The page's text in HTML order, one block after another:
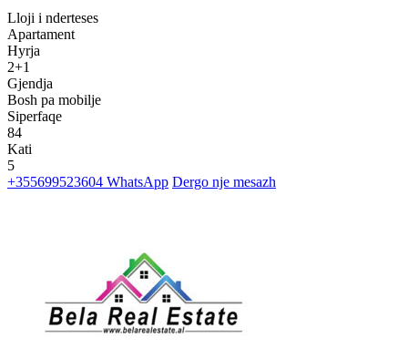
Lloji i nderteses
Apartament
Hyrja
2+1
Gjendja
Bosh pa mobilje
Siperfaqe
84
Kati
5
+355699523604 WhatsApp Dergo nje mesazh